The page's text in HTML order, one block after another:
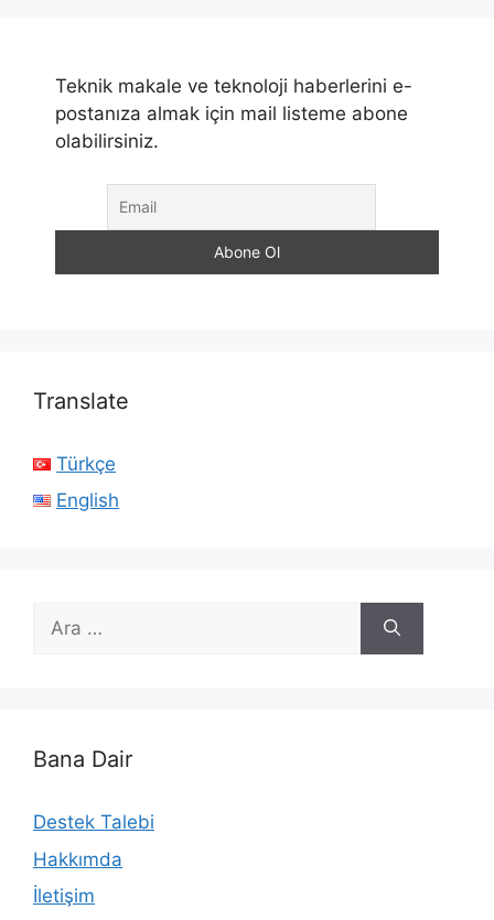
Teknik makale ve teknoloji haberlerini e-
postanıza almak için mail listeme abone
olabilirsiniz.
Translate
Türkçe
English
için
Bana Dair
Destek Talebi
Hakkımda
İletişim